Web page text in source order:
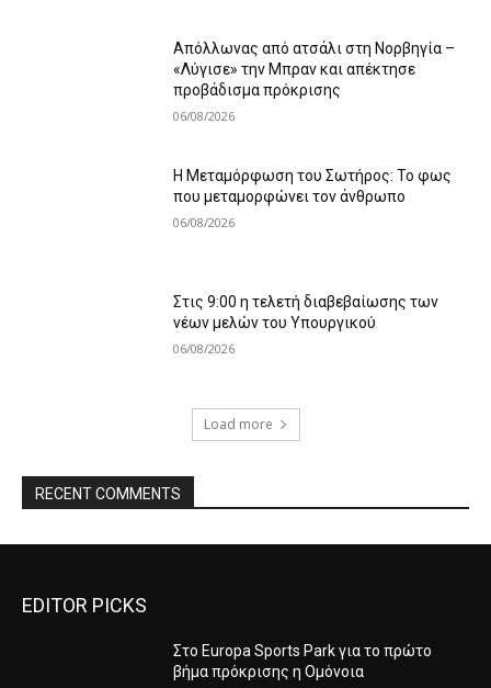
Απόλλωνας από ατσάλι στη Νορβηγία –
«Λύγισε» την Μπραν και απέκτησε
προβάδισμα πρόκρισης
06/08/2026
Η Μεταμόρφωση του Σωτήρος: Το φως
που μεταμορφώνει τον άνθρωπο
06/08/2026
Στις 9:00 η τελετή διαβεβαίωσης των
νέων μελών του Υπουργικού
06/08/2026
Load more
RECENT COMMENTS
EDITOR PICKS
Στο Europa Sports Park για το πρώτο
βήμα πρόκρισης η Ομόνοια